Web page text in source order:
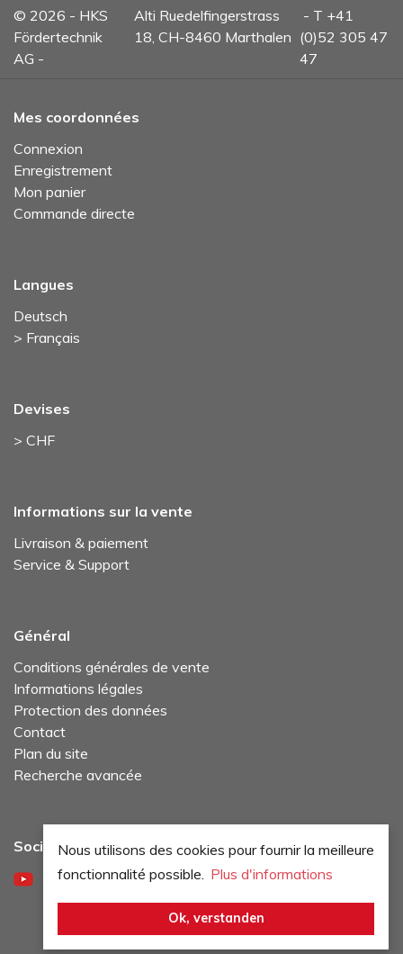
Nous utilisons des cookies pour fournir la meilleure
fonctionnalité possible. Plus d'informations
Ok, verstanden
© 2026 - HKS
Fördertechnik
AG -
Alti Ruedelfingerstrass
18, CH-8460 Marthalen
- T +41
(0)52 305 47
47
Mes coordonnées
Connexion
Enregistrement
Mon panier
Commande directe
Langues
Deutsch
> Français
Devises
> CHF
Informations sur la vente
Livraison & paiement
Service & Support
Général
Conditions générales de vente
Informations légales
Protection des données
Contact
Plan du site
Recherche avancée
Social Media